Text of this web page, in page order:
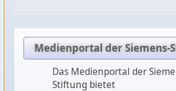
Medienportal der Siemens-
Das Medienportal der
Stiftung bietet